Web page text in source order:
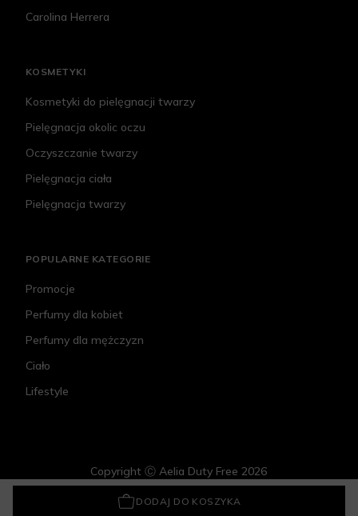
DODAJ DO KOSZYKA
Stanley Everyday Suburban Dried Pine
Carolina Herrera
KOSMETYKI
Kosmetyki do pielęgnacji twarzy
Pielęgnacja okolic oczu
Oczyszczanie twarzy
Pielęgnacja ciała
Pielęgnacja twarzy
POPULARNE KATEGORIE
Promocje
Perfumy dla kobiet
Perfumy dla mężczyzn
Ciało
Lifestyle
Copyright Ⓒ Aelia Duty Free 2026